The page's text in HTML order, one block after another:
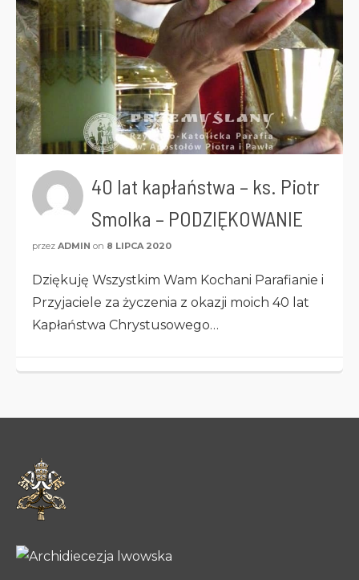
40 lat kapłaństwa – ks. Piotr
Smolka – PODZIĘKOWANIE
przez ADMIN on 8 LIPCA 2020
Dziękuję Wszystkim Wam Kochani Parafianie i
Przyjaciele za życzenia z okazji moich 40 lat
Kapłaństwa Chrystusowego…